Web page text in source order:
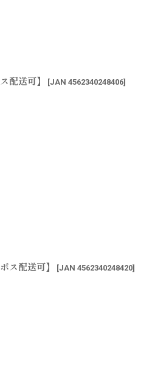
配送可】 [JAN 4562340248406]
ス配送可】 [JAN 4562340248420]